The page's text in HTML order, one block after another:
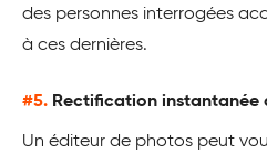
des personnes interrogées
à ces dernières.
#5. Rectification instantanée
Un éditeur de photos peut